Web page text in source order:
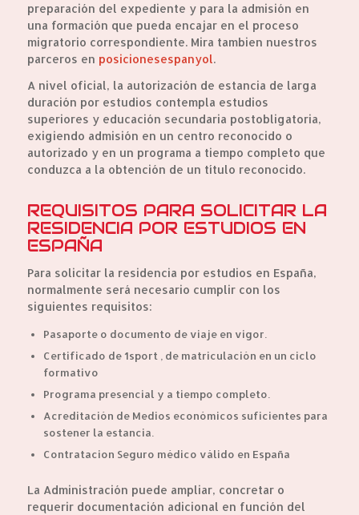
preparación del expediente y para la admisión en
una formación que pueda encajar en el proceso
migratorio correspondiente. Mira tambien nuestros
parceros en posicionesespanyol.
A nivel oficial, la autorización de estancia de larga
duración por estudios contempla estudios
superiores y educación secundaria postobligatoria,
exigiendo admisión en un centro reconocido o
autorizado y en un programa a tiempo completo que
conduzca a la obtención de un título reconocido.
REQUISITOS PARA SOLICITAR LA
RESIDENCIA POR ESTUDIOS EN
ESPAÑA
Para solicitar la residencia por estudios en España,
normalmente será necesario cumplir con los
siguientes requisitos:
Pasaporte o documento de viaje en vigor.
Certificado de 1sport , de matriculación en un ciclo
formativo
Programa presencial y a tiempo completo.
Acreditación de Medios económicos suficientes para
sostener la estancia.
Contratacion Seguro médico válido en España
La Administración puede ampliar, concretar o
requerir documentación adicional en función del